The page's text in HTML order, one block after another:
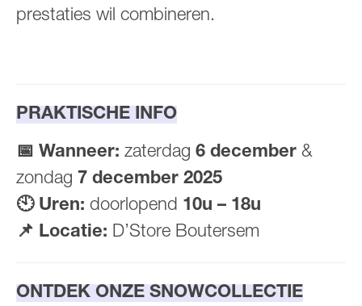
prestaties wil combineren.
PRAKTISCHE INFO
📅 Wanneer: zaterdag 6 december &
zondag 7 december 2025
🕙 Uren: doorlopend 10u – 18u
📌 Locatie: D’Store Boutersem
ONTDEK ONZE SNOWCOLLECTIE